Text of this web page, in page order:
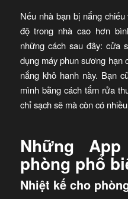
Nếu nhà bạn bị nắng
độ trong nhà cao hơn
những cách sau đây: cửa
dụng máy phun sương hạn
nắng khô hanh này. Bạn
mình bằng cách tắm rửa
chỉ sạch sẽ mà còn có
Những
phòng phổ
Nhiệt kế cho